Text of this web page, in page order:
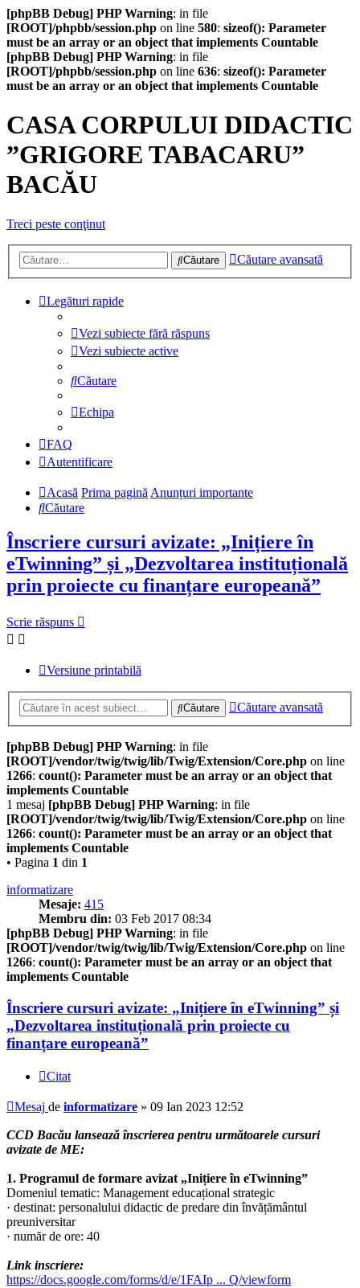
[phpBB Debug] PHP Warning: in file
[ROOT]/phpbb/session.php on line 580: sizeof(): Parameter
must be an array or an object that implements Countable
[phpBB Debug] PHP Warning: in file
[ROOT]/phpbb/session.php on line 636: sizeof(): Parameter
must be an array or an object that implements Countable
CASA CORPULUI DIDACTIC
”GRIGORE TABACARU”
BACĂU
Treci peste conţinut
Căutare Căutare avansată
Legături rapide
Vezi subiecte fără răspuns
Vezi subiecte active
Căutare
Echipa
FAQ
Autentificare
Acasă Prima paginăAnunțuri importante
Căutare
Înscriere cursuri avizate: „Inițiere în
eTwinning” și „Dezvoltarea instituțională
prin proiecte cu finanțare europeană”
Scrie răspuns
Versiune printabilă
Căutare Căutare avansată
[phpBB Debug] PHP Warning: in file
[ROOT]/vendor/twig/twig/lib/Twig/Extension/Core.php on line
1266: count(): Parameter must be an array or an object that
implements Countable
1 mesaj [phpBB Debug] PHP Warning: in file
[ROOT]/vendor/twig/twig/lib/Twig/Extension/Core.php on line
1266: count(): Parameter must be an array or an object that
implements Countable
• Pagina 1 din 1
informatizare
Mesaje: 415
Membru din: 03 Feb 2017 08:34
[phpBB Debug] PHP Warning: in file
[ROOT]/vendor/twig/twig/lib/Twig/Extension/Core.php on line
1266: count(): Parameter must be an array or an object that
implements Countable
Înscriere cursuri avizate: „Inițiere în eTwinning” și
„Dezvoltarea instituțională prin proiecte cu
finanțare europeană”
Citat
Mesaj de informatizare » 09 Ian 2023 12:52
CCD Bacău lansează înscrierea pentru următoarele cursuri
avizate de ME:
1. Programul de formare avizat „Inițiere în eTwinning”
Domeniul tematic: Management educațional strategic
· destinat: personalului didactic de predare din învățământul
preuniversitar
· număr de ore: 40
Link inscriere:
https://docs.google.com/forms/d/e/1FAIp ... Q/viewform